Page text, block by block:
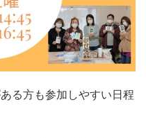
る方も参加しやすい日程